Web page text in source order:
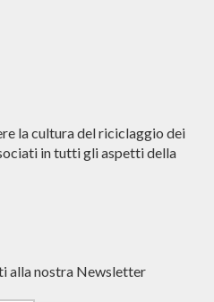
la cultura del riciclaggio dei
in tutti gli aspetti della
alla nostra Newsletter